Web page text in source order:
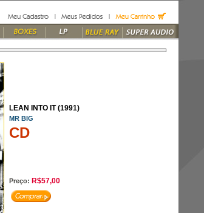
LEAN INTO IT (1991)
MR BIG
CD
Preço: R$57,00